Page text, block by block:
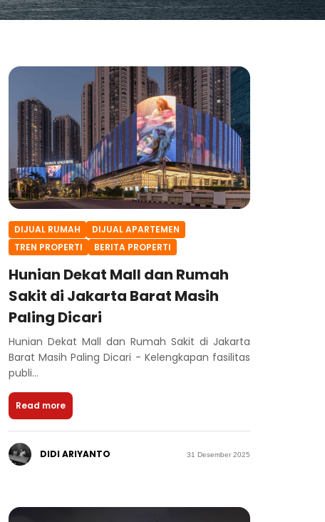
DIJUAL RUMAH
DIJUAL APARTEMEN
TREN PROPERTI
BERITA PROPERTI
Hunian Dekat Mall dan Rumah
Sakit di Jakarta Barat Masih
Paling Dicari
Hunian Dekat Mall dan Rumah Sakit di Jakarta
Barat Masih Paling Dicari - Kelengkapan fasilitas
publi...
Read more
DIDI ARIYANTO 31 Desember 2025